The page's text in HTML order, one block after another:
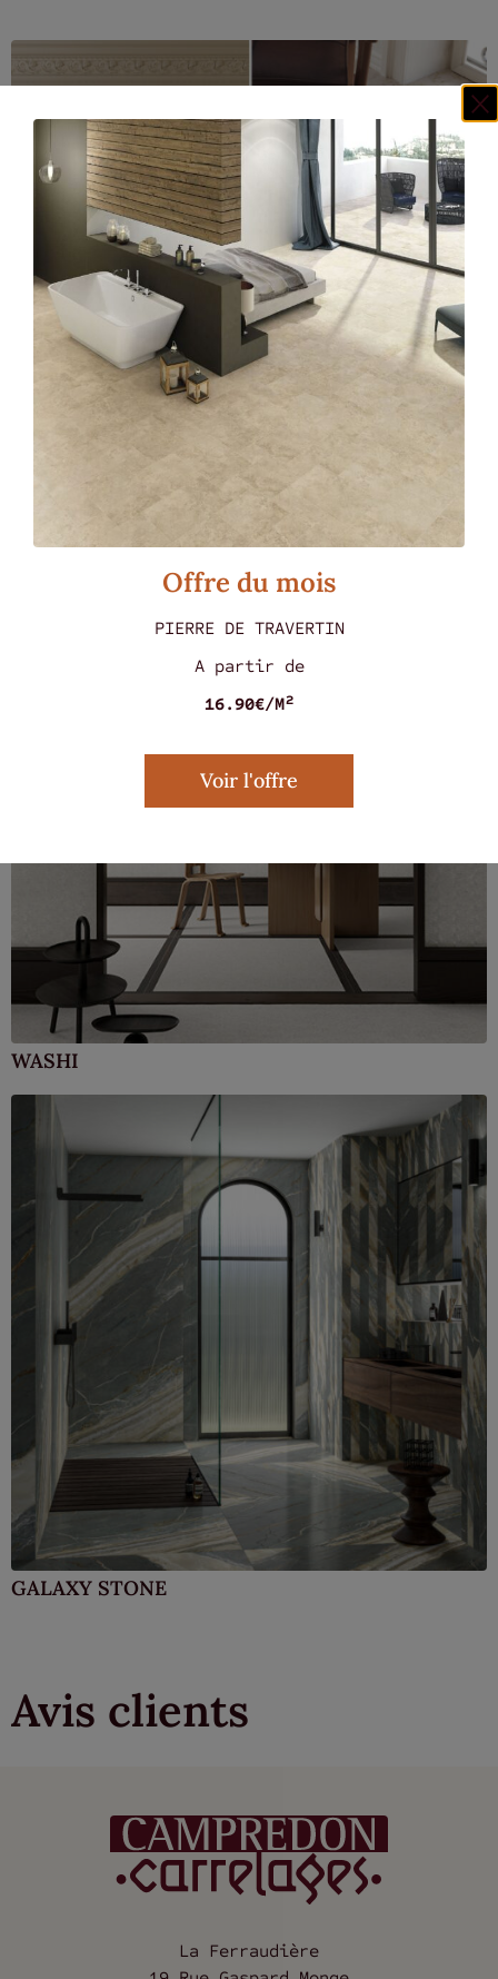
MARMOREA ROSSO 60 X 60
WASHI
GALAXY STONE
Avis clients
La Ferraudière
Offre du mois
PIERRE DE TRAVERTIN
A partir de
16.90€/M²
Voir l'offre